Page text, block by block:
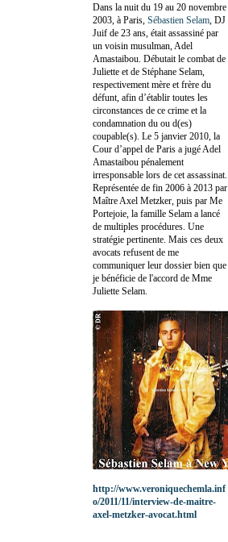
Dans la nuit du 19 au 20 novembre
2003, à Paris, Sébastien Selam , DJ
Juif de 23 ans, était assassiné par
un voisin musulman, Adel
Amastaibou. Débutait le combat de
Juliette et de Stéphane Selam,
respectivement mère et frère du
défunt, afin d’établir toutes les
circonstances de ce crime et la
condamnation du ou d(es)
coupable(s). Le 5 janvier 2010, la
Cour d’appel de Paris a jugé Adel
Amastaibou pénalement
irresponsable lors de cet assassinat.
Représentée de fin 2006 à 2013 par
Maître Axel Metzker, puis par Me
Portejoie, la famille Selam a lancé
de multiples procédures. Une
stratégie pertinente. Mais ces deux
avocats refusent de me
communiquer leur dossier bien que
je bénéficie de l'accord de Mme
Juliette Selam.
http://www.veroniquechemla.inf
o/2011/11/interview-de-maitre-
axel-metzker-avocat.html